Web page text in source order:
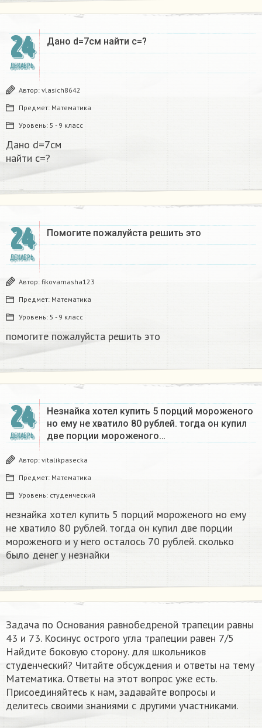
24
ДЕКАБРЬ
Дано d=7см найти с=?​
Автор: vlasich8642
Предмет: Математика
Уровень: 5 - 9 класс
Дано d=7см
найти с=?​
24
ДЕКАБРЬ
Помогите пожалуйста решить это
Автор: fikovamasha123
Предмет: Математика
Уровень: 5 - 9 класс
помогите пожалуйста решить это
24
ДЕКАБРЬ
Незнайка хотел купить 5 порций мороженого
но ему не хватило 80 рублей. тогда он купил
две порции мороженого…
Автор: vitalikpasecka
Предмет: Математика
Уровень: студенческий
незнайка хотел купить 5 порций мороженого но ему
не хватило 80 рублей. тогда он купил две порции
мороженого и у него осталось 70 рублей. сколько
было денег у незнайки
Задача по Основания равнобедреной трапеции равны
43 и 73. Косинус острого угла трапеции равен 7/5
Найдите боковую сторону. для школьников
студенческий? Читайте обсуждения и ответы на тему
Математика. Ответы на этот вопрос уже есть.
Присоединяйтесь к нам, задавайте вопросы и
делитесь своими знаниями с другими участниками.